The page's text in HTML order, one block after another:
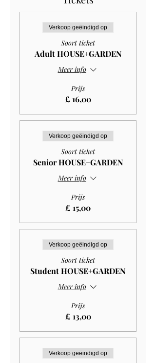
Verkoop geëindigd op
Soort ticket
Adult HOUSE+GARDEN
Meer info
Prijs
£ 16,00
Verkoop geëindigd op
Soort ticket
Senior HOUSE+GARDEN
Meer info
Prijs
£ 15,00
Verkoop geëindigd op
Soort ticket
Student HOUSE+GARDEN
Meer info
Prijs
£ 13,00
Verkoop geëindigd op